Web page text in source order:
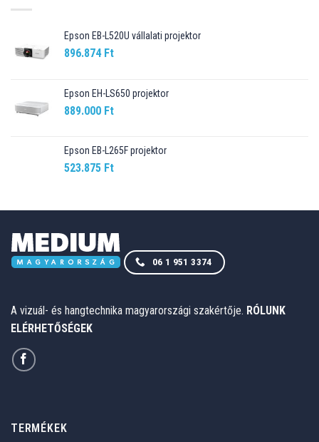
Epson EB-L520U vállalati projektor
896.874 Ft
Epson EH-LS650 projektor
889.000 Ft
Epson EB-L265F projektor
523.875 Ft
06 1 951 3374
A vizuál- és hangtechnika magyarországi szakértője. RÓLUNK
ELÉRHETŐSÉGEK
TERMÉKEK